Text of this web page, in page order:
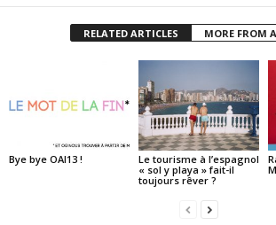
RELATED ARTICLES MORE FROM
Bye bye OAI13 !
Le tourisme à l’espagnol
« sol y playa » fait-il
toujours rêver ?